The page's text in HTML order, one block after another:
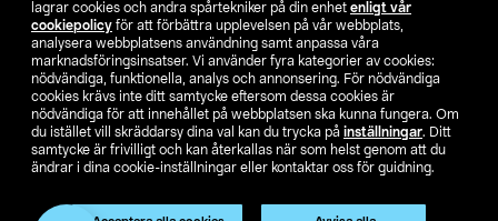
lagrar cookies och andra spårtekniker på din enhet enligt vår
cookiepolicy för att förbättra upplevelsen på vår webbplats,
analysera webbplatsens användning samt anpassa våra
marknadsföringsinsatser. Vi använder fyra kategorier av cookies:
nödvändiga, funktionella, analys och annonsering. För nödvändiga
cookies krävs inte ditt samtycke eftersom dessa cookies är
nödvändiga för att innehållet på webbplatsen ska kunna fungera. Om
du istället vill skräddarsy dina val kan du trycka på inställningar. Ditt
samtycke är frivilligt och kan återkallas när som helst genom att du
ändrar i dina cookie-inställningar eller kontaktar oss för guidning.
Hitta butik
SE NO FI